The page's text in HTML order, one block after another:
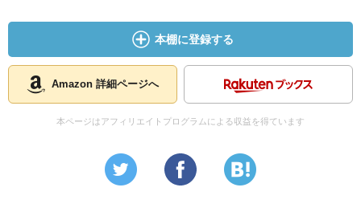
本棚に登録する
Amazon 詳細ページへ
本ページはアフィリエイトプログラムによる収益を得ています